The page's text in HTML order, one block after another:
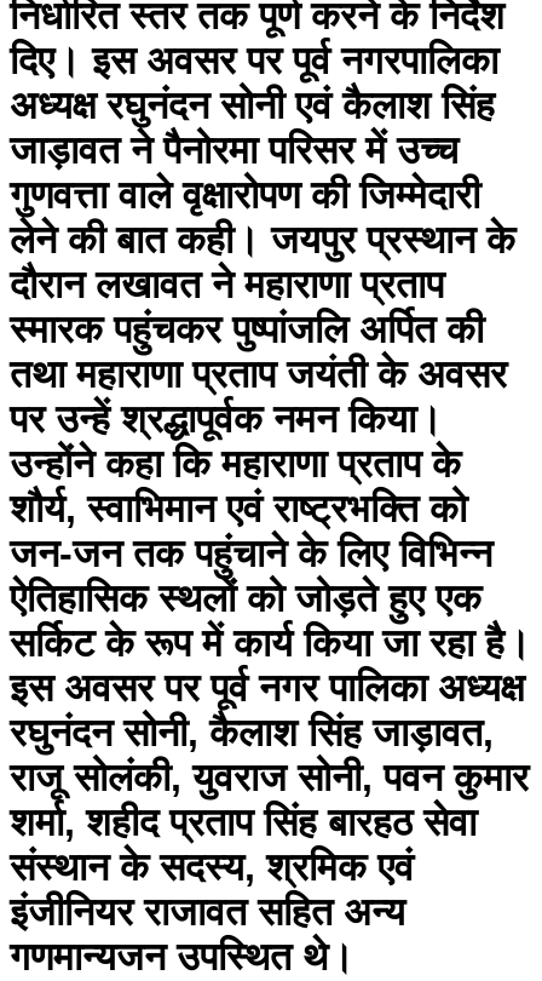
निर्धारित स्तर तक पूर्ण करने के निर्देश
दिए। इस अवसर पर पूर्व नगरपालिका
अध्यक्ष रघुनंदन सोनी एवं कैलाश सिंह
जाड़ावत ने पैनोरमा परिसर में उच्च
गुणवत्ता वाले वृक्षारोपण की जिम्मेदारी
लेने की बात कही। जयपुर प्रस्थान के
दौरान लखावत ने महाराणा प्रताप
स्मारक पहुंचकर पुष्पांजलि अर्पित की
तथा महाराणा प्रताप जयंती के अवसर
पर उन्हें श्रद्धापूर्वक नमन किया।
उन्होंने कहा कि महाराणा प्रताप के
शौर्य, स्वाभिमान एवं राष्ट्रभक्ति को
जन-जन तक पहुंचाने के लिए विभिन्न
ऐतिहासिक स्थलों को जोड़ते हुए एक
सर्किट के रूप में कार्य किया जा रहा है।
इस अवसर पर पूर्व नगर पालिका अध्यक्ष
रघुनंदन सोनी, कैलाश सिंह जाड़ावत,
राजू सोलंकी, युवराज सोनी, पवन कुमार
शर्मा, शहीद प्रताप सिंह बारहठ सेवा
संस्थान के सदस्य, श्रमिक एवं
इंजीनियर राजावत सहित अन्य
गणमान्यजन उपस्थित थे।